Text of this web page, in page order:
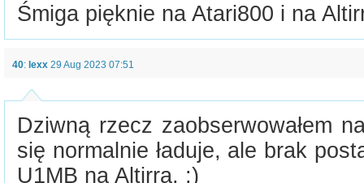
Śmiga pięknie na Atari800 i na
40: lexx 29 Aug 2023 07:51
Dziwną rzecz zaobserwowałem
się normalnie ładuje, ale brak
U1MB na Altirra. :)